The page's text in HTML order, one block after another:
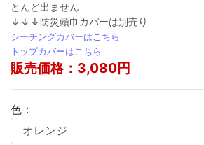
とんど出ません
↓↓↓防災頭巾カバーは別売り
シーチングカバーはこちら
トップカバーはこちら
販売価格：3,080円
色：